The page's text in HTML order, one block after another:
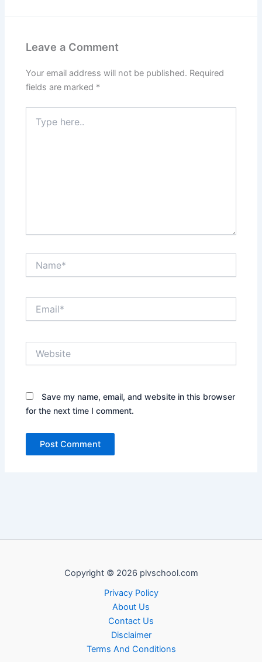
Leave a Comment
Your email address will not be published. Required
fields are marked *
Save my name, email, and website in this browser
for the next time I comment.
Copyright © 2026 plvschool.com
Privacy Policy
About Us
Contact Us
Disclaimer
Terms And Conditions